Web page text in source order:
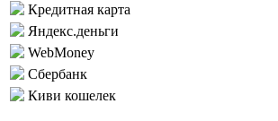
Кредитная карта
Яндекс.деньги
WebMoney
Сбербанк
Киви кошелек